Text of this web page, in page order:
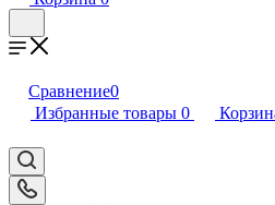
Сравнение0
Избранные товары 0